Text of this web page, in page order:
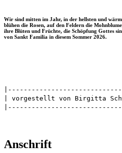
Wir sind mitten im Jahr, in der hellsten und
blühen die Rosen, auf den Feldern die
ihre Blüten und Früchte, die Schöpfung Gottes
von Sankt Familia in diesem Sommer 2026.
| vorgestellt von Birgitta
Anschrift